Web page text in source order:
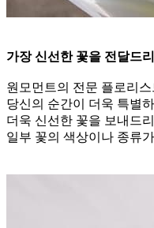
가장 신선한 꽃을 전달드
원모먼트의 전문 플로리
당신의 순간이 더욱 특별
더욱 신선한 꽃을 보내드
일부 꽃의 색상이나 종류